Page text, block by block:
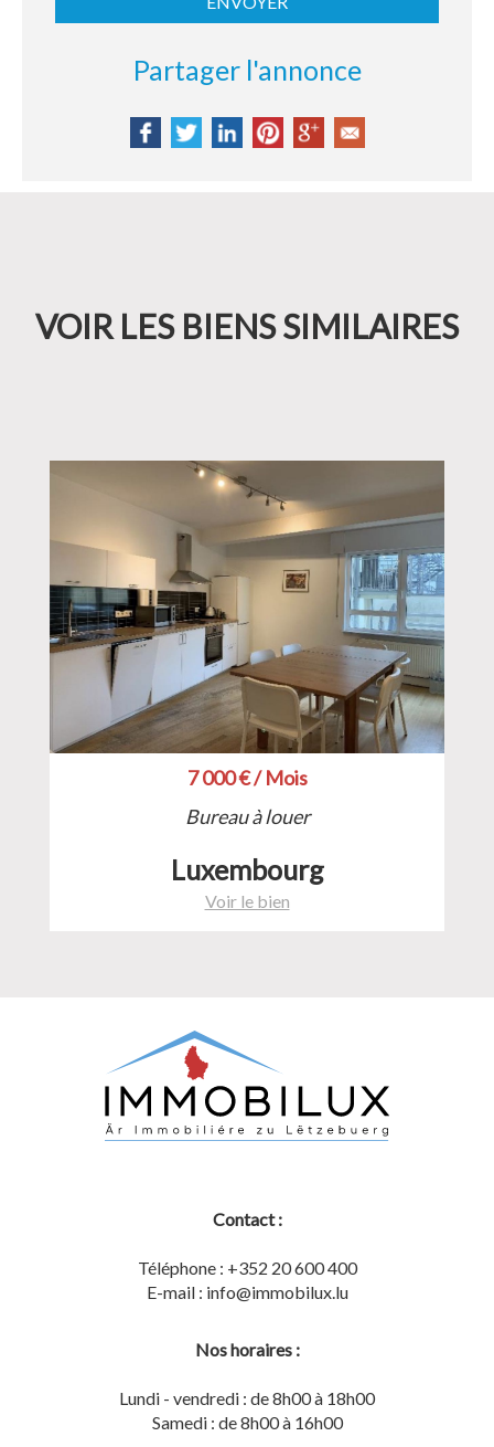
Partager l'annonce
VOIR LES BIENS SIMILAIRES
7 000 € / Mois
Bureau à louer
Luxembourg
Voir le bien
Contact :
Téléphone : +352 20 600 400
E-mail : info@immobilux.lu
Nos horaires :
Lundi - vendredi : de 8h00 à 18h00
Samedi : de 8h00 à 16h00